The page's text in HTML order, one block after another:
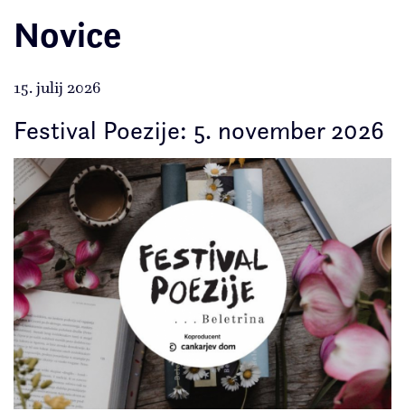
Novice
15. julij 2026
Festival Poezije: 5. november 2026